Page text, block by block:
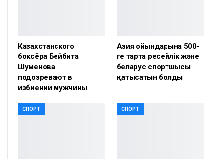
Казахстанского
боксёра Бейбита
Шуменова
подозревают в
избиении мужчины
Азия ойындарына 500-
ге тарта ресейлік және
беларус спортшысы
қатысатын болды
СПОРТ СПОРТ